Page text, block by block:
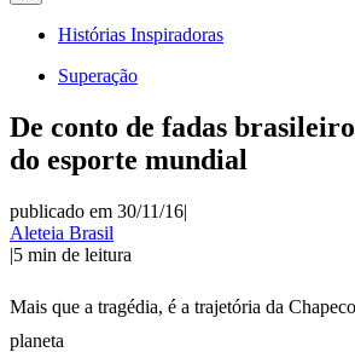
Histórias Inspiradoras
Superação
De conto de fadas
do esporte mundial
publicado em 30/11/16|
Aleteia Brasil
|5 min de leitura
Mais que a tragédia, é a trajetória da
planeta